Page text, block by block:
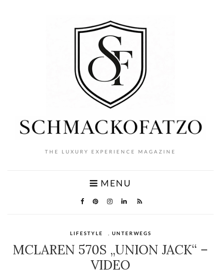
THE LUXURY EXPERIENCE MAGAZINE
MENU
LIFESTYLE UNTERWEGS
MCLAREN 570S „UNION JACK“ –
VIDEO